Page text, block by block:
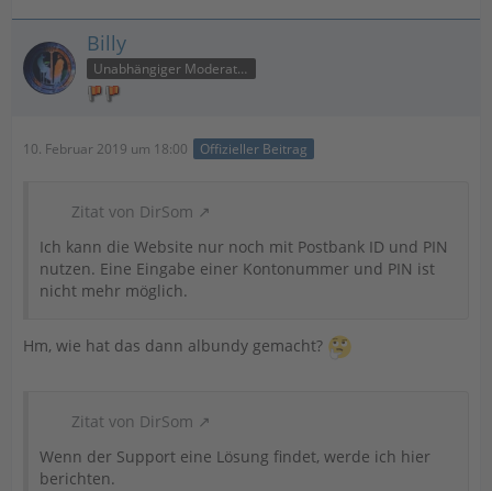
Billy
Unabhängiger Moderator
10. Februar 2019 um 18:00 Offizieller Beitrag
Zitat von DirSom
Ich kann die Website nur noch mit Postbank ID und PIN
nutzen. Eine Eingabe einer Kontonummer und PIN ist
nicht mehr möglich.
Hm, wie hat das dann albundy gemacht?
Zitat von DirSom
Wenn der Support eine Lösung findet, werde ich hier
berichten.